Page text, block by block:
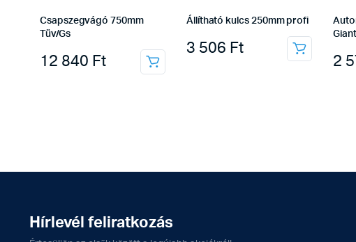
Csapszegvágó 750mm
Tüv/Gs
12 840 Ft
Állítható kulcs 250mm profi
3 506 Ft
Giant
2
Hírlevél feliratkozás